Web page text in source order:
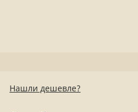
Нашли дешевле?